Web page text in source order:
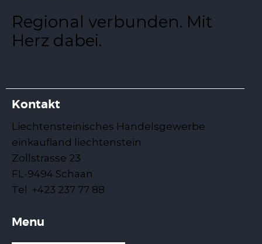
Regional verbunden. Mit
Herz dabei.
Kontakt
Liechtensteinisches Handelsgewerbe
einkaufland liechtenstein
Zollstrasse 23
FL-9494 Schaan
Tel. +423 237 77 88
Menu